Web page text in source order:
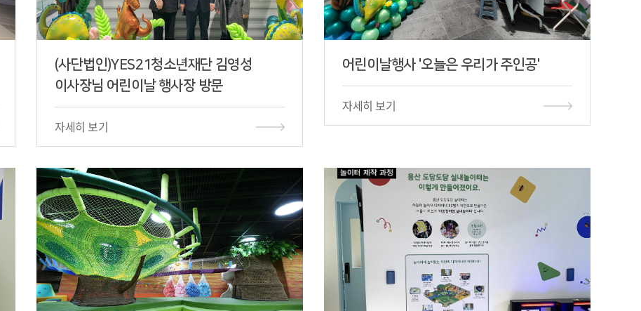
(사단법인)YES21청소년재단 김영성
이사장님 어린이날 행사장 방문
자세히 보기
어린이날행사 '오늘은 우리가 주인공'
자세히 보기